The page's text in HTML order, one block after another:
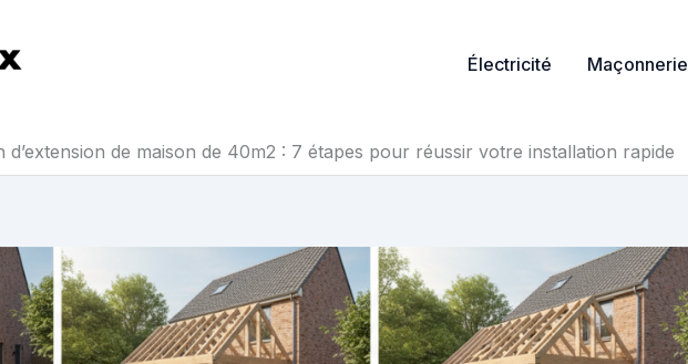
Électricité Maçonnerie
d’extension de maison de 40m2 : 7 étapes pour réussir votre installation rapide